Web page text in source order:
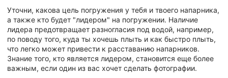
Уточни, какова цель погружения у тебя и твоего напарника,
а также кто будет "лидером" на погружении. Наличие
лидера предотвращает разногласия под водой, например,
по поводу того, куда ты хочешь плыть и как быстро плыть,
что легко может привести к расставанию напарников.
Знание того, кто является лидером, становится еще более
важным, если один из вас хочет сделать фотографии.